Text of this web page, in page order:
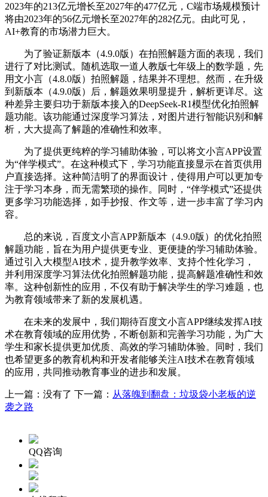
2023年的213亿元增长至2027年的477亿元，C端市场规模预计
将由2023年的56亿元增长至2027年的282亿元。由此可见，
AI+教育的市场潜力巨大。
为了验证新版本（4.9.0版）在拍照解题方面的表现，我们
进行了对比测试。随机选取一道人教版七年级上的数学题，先
用文小言（4.8.0版）拍照解题，结果并不理想。然而，在升级
到新版本（4.9.0版）后，解题效果明显提升，解析更详尽。这
种差异主要归功于新版本接入的DeepSeek-R1模型优化拍照解
题功能。该功能通过深度学习算法，对图片进行智能识别和解
析，大大提高了解题的准确性和效率。
为了提供更纯粹的学习辅助体验，可以将文小言APP设置
为“伴学模式”。在这种模式下，学习功能直接显示在首页供用
户直接选择。这种简洁明了的界面设计，使得用户可以更加专
注于学习本身，而无需繁琐的操作。同时，“伴学模式”还提供
更多学习功能选择，如手抄报、作文等，进一步丰富了学习内
容。
总的来说，百度文小言APP新版本（4.9.0版）的优化拍照
解题功能，旨在为用户提供更专业、更便捷的学习辅助体验。
通过引入大模型AI技术，提升教学效率、支持个性化学习，
并利用深度学习算法优化拍照解题功能，提高解题准确性和效
率。这种创新性的应用，不仅有助于解决学生的学习难题，也
为教育领域带来了新的发展机遇。
在未来的发展中，我们期待百度文小言APP继续发挥AI技
术在教育领域的应用优势，不断创新和完善学习功能，为广大
学生和家长提供更加优质、高效的学习辅助体验。同时，我们
也希望更多的教育机构和开发者能够关注AI技术在教育领域
的应用，共同推动教育事业的进步和发展。
上一篇：没有了 下一篇： 从落魄到翻盘：垃圾袋小老板的逆
袭之路
QQ咨询